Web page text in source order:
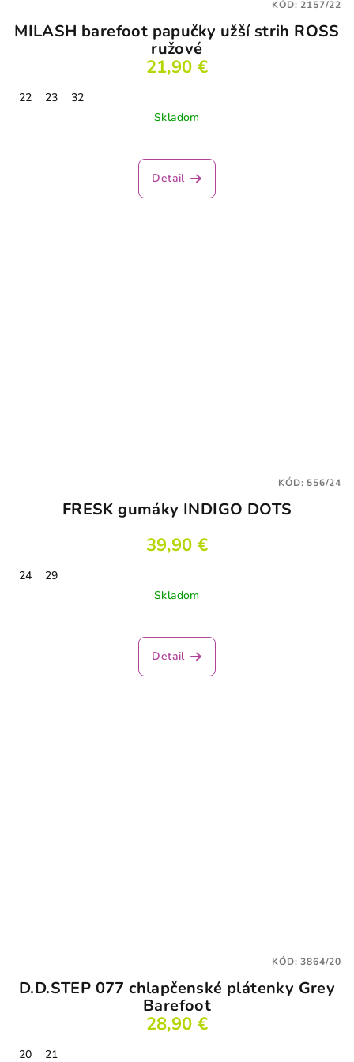
MILASH barefoot papučky užší strih ROSS
ružové
21,90 €
22 23
32
Skladom
Detail
KÓD:2157/22
FRESK gumáky INDIGO DOTS
39,90 €
24
29
Skladom
Detail
KÓD: 556/24
D.D.STEP 077 chlapčenské plátenky Grey
Barefoot
28,90 €
20 21
KÓD:3864/20